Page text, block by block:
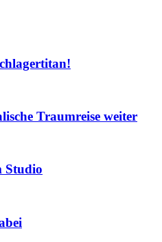
Traumreise weiter
Studio